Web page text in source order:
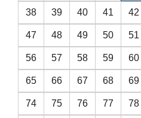
38 39 40 41 42
47 48 49 50 51
56 57 58 59 60
65 66 67 68 69
74 75 76 77 78